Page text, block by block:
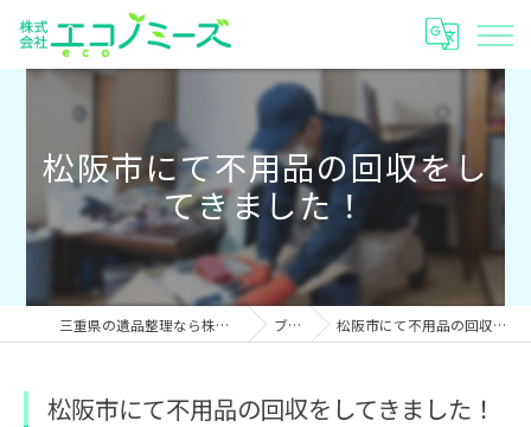
松阪市にて不用品の回収をし
てきました！
三重県の遺品整理なら株式会社エコノミーズ ブログ 松阪市にて不用品の回収をしてきました！
松阪市にて不用品の回収をしてきました！